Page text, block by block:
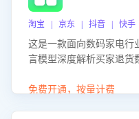
淘宝 | 京东 | 抖音 | 快手
这是一款面向数码家电行
言模型深度解析买家退货
改进建议，通过挖掘用户
免费开通，按量计费